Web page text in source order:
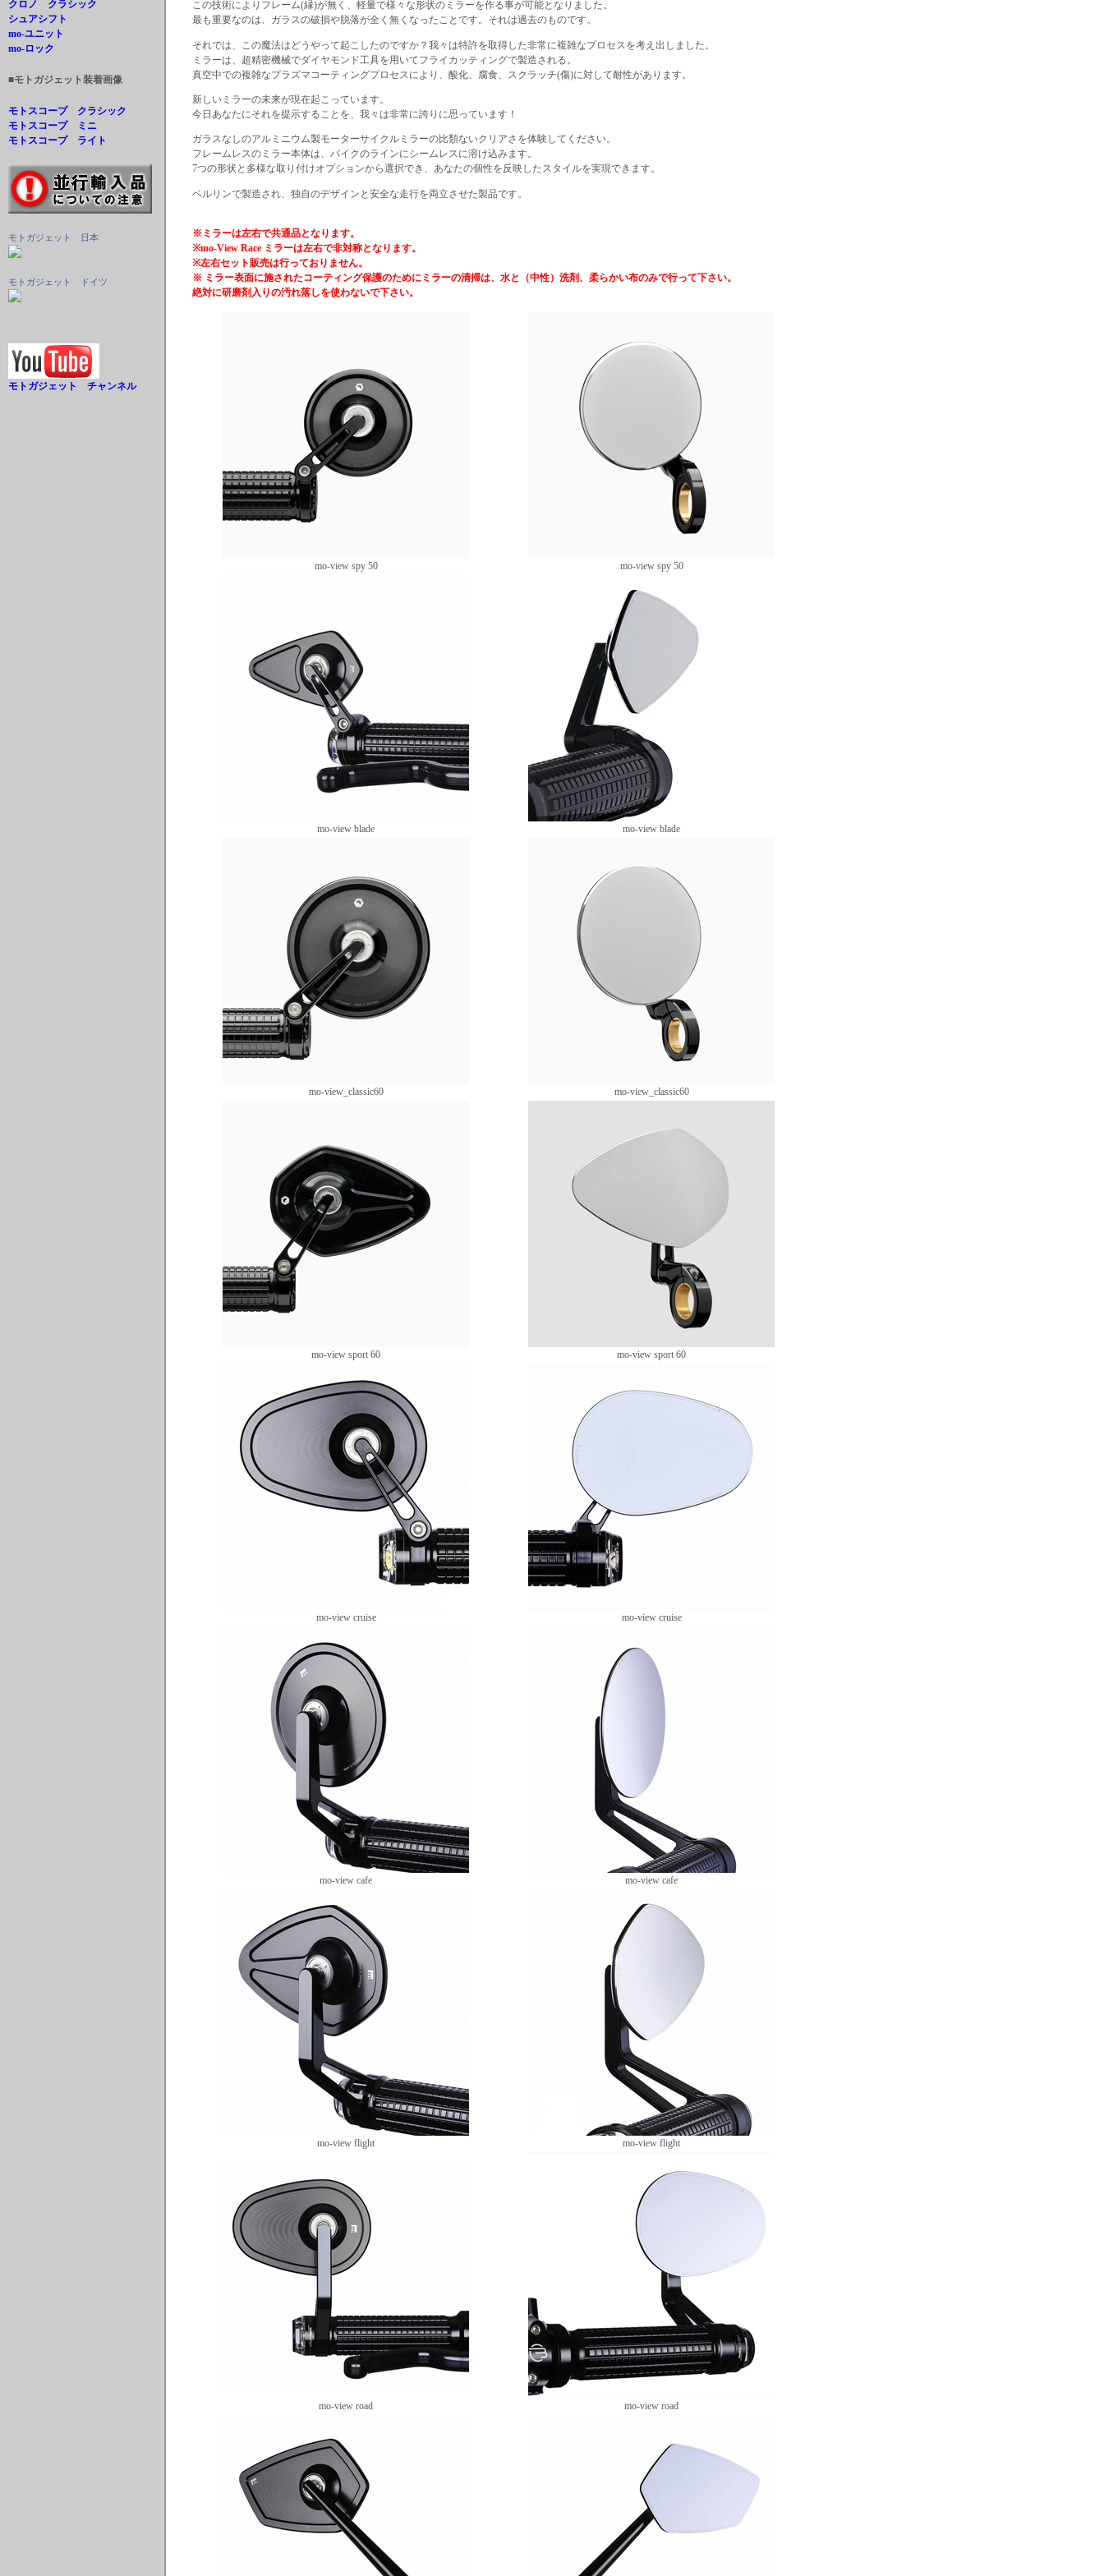
クロノ クラシック
シュアシフト
mo-ユニット
mo-ロック
■モトガジェット装着画像
モトスコープ クラシック
モトスコープ ミニ
モトスコープ ライト
モトガジェット 日本
モトガジェット ドイツ
モトガジェット チャンネル
この技術によりフレーム(縁)が無く、軽量で様々な形状のミラーを作る事が可能となりました。
最も重要なのは、ガラスの破損や脱落が全く無くなったことです。それは過去のものです。
それでは、この魔法はどうやって起こしたのですか？我々は特許を取得した非常に複雑なプロセスを考え出しました。
ミラーは、超精密機械でダイヤモンド工具を用いてフライカッティングで製造される。
真空中での複雑なプラズマコーティングプロセスにより、酸化、腐食、スクラッチ(傷)に対して耐性があります。
新しいミラーの未来が現在起こっています。
今日あなたにそれを提示することを、我々は非常に誇りに思っています！
ガラスなしのアルミニウム製モーターサイクルミラーの比類ないクリアさを体験してください。
フレームレスのミラー本体は、バイクのラインにシームレスに溶け込みます。
7つの形状と多様な取り付けオプションから選択でき、あなたの個性を反映したスタイルを実現できます。
ベルリンで製造され、独自のデザインと安全な走行を両立させた製品です。
※ミラーは左右で共通品となります。
※mo-View Race ミラーは左右で非対称となります。
※左右セット販売は行っておりません。
※ ミラー表面に施されたコーティング保護のためにミラーの清掃は、水と（中性）洗剤、柔らかい布のみで行って下さい。
絶対に研磨剤入りの汚れ落しを使わないで下さい。
mo-view spy 50 mo-view spy 50
mo-view blade mo-view blade
mo-view_classic60 mo-view_classic60
mo-view sport 60 mo-view sport 60
mo-view cruise mo-view cruise
mo-view cafe mo-view cafe
mo-view flight mo-view flight
mo-view road mo-view road